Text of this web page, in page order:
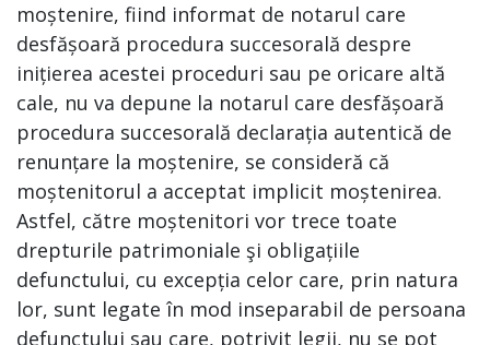
moștenire, fiind informat de notarul care
desfășoară procedura succesorală despre
inițierea acestei proceduri sau pe oricare altă
cale, nu va depune la notarul care desfășoară
procedura succesorală declarația autentică de
renunțare la moștenire, se consideră că
moștenitorul a acceptat implicit moștenirea.
Astfel, către moștenitori vor trece toate
drepturile patrimoniale şi obligațiile
defunctului, cu excepția celor care, prin natura
lor, sunt legate în mod inseparabil de persoana
defunctului sau care, potrivit legii, nu se pot